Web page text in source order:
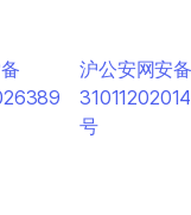
沪公安网安
号